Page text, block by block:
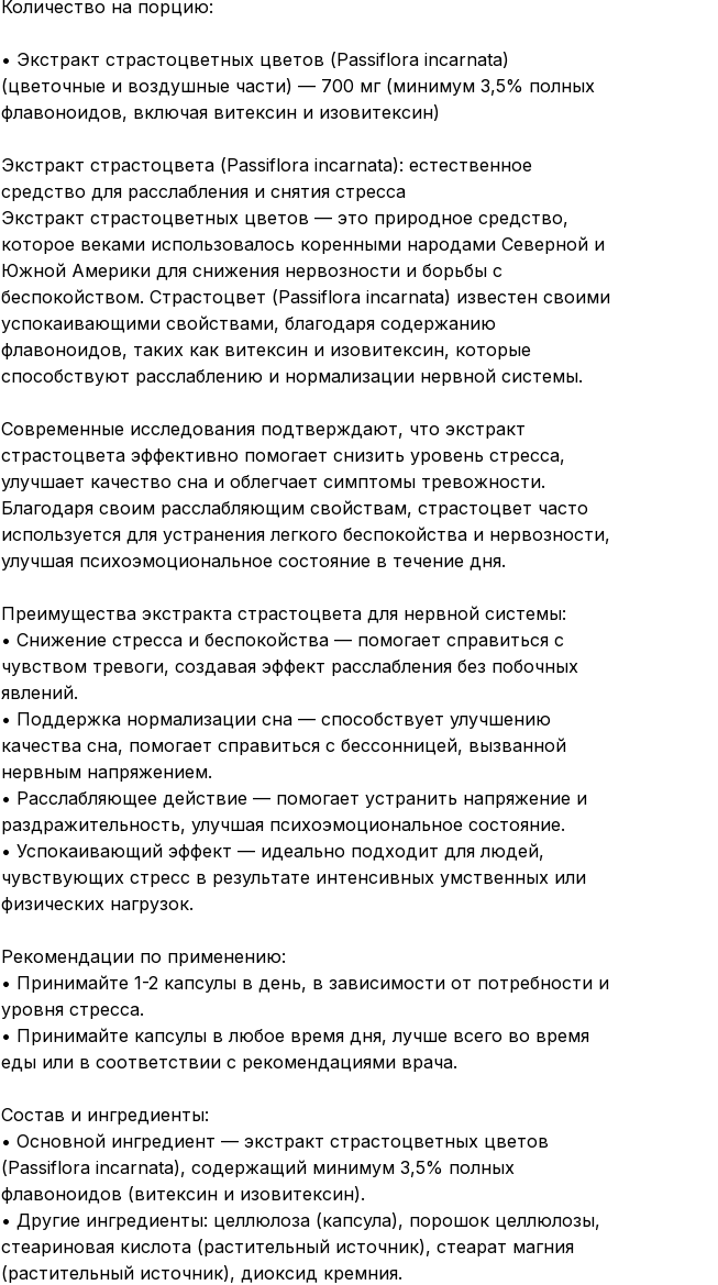
Количество на порцию:
• Экстракт страстоцветных цветов (Passiflora incarnata)
(цветочные и воздушные части) — 700 мг (минимум 3,5% полных
флавоноидов, включая витексин и изовитексин)
Экстракт страстоцвета (Passiflora incarnata): естественное
средство для расслабления и снятия стресса
Экстракт страстоцветных цветов — это природное средство,
которое веками использовалось коренными народами Северной и
Южной Америки для снижения нервозности и борьбы с
беспокойством. Страстоцвет (Passiflora incarnata) известен своими
успокаивающими свойствами, благодаря содержанию
флавоноидов, таких как витексин и изовитексин, которые
способствуют расслаблению и нормализации нервной системы.
Современные исследования подтверждают, что экстракт
страстоцвета эффективно помогает снизить уровень стресса,
улучшает качество сна и облегчает симптомы тревожности.
Благодаря своим расслабляющим свойствам, страстоцвет часто
используется для устранения легкого беспокойства и нервозности,
улучшая психоэмоциональное состояние в течение дня.
Преимущества экстракта страстоцвета для нервной системы:
• Снижение стресса и беспокойства — помогает справиться с
чувством тревоги, создавая эффект расслабления без побочных
явлений.
• Поддержка нормализации сна — способствует улучшению
качества сна, помогает справиться с бессонницей, вызванной
нервным напряжением.
• Расслабляющее действие — помогает устранить напряжение и
раздражительность, улучшая психоэмоциональное состояние.
• Успокаивающий эффект — идеально подходит для людей,
чувствующих стресс в результате интенсивных умственных или
физических нагрузок.
Рекомендации по применению:
• Принимайте 1-2 капсулы в день, в зависимости от потребности и
уровня стресса.
• Принимайте капсулы в любое время дня, лучше всего во время
еды или в соответствии с рекомендациями врача.
Состав и ингредиенты:
• Основной ингредиент — экстракт страстоцветных цветов
(Passiflora incarnata), содержащий минимум 3,5% полных
флавоноидов (витексин и изовитексин).
• Другие ингредиенты: целлюлоза (капсула), порошок целлюлозы,
стеариновая кислота (растительный источник), стеарат магния
(растительный источник), диоксид кремния.